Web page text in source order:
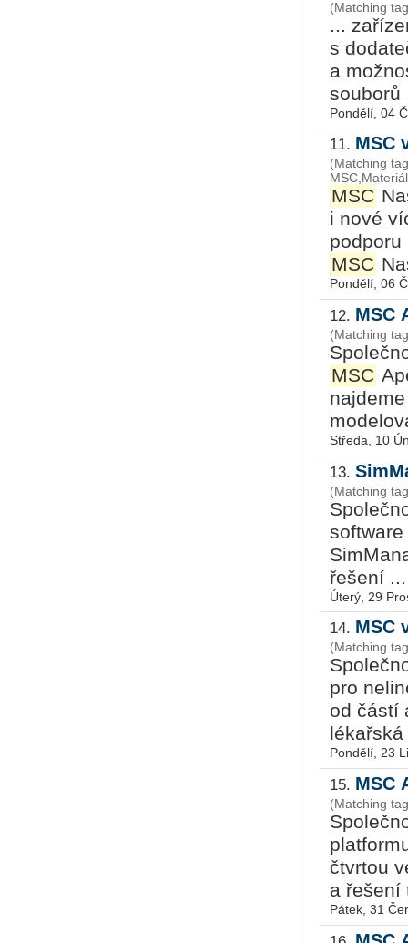
(Matching
...
s
a
souborů
Pondělí, 04
11. MSC
(Matching
MSC
i nové
MSC
Pondělí, 06
12. MSC
(Matching
MSC
Středa, 10
13.
(Matching
řešení ...
Úterý, 29
14. MSC
(Matching
pro
od částí
Pondělí, 23
15. MSC
(Matching
čtvrtou
a řešení
Pátek, 31